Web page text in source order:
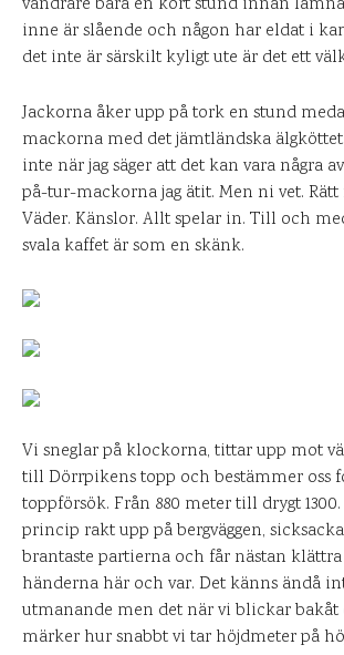
inne är slående och någon har eldat i
det inte är särskilt kyligt ute är det ett
Jackorna åker upp på tork en stund
mackorna med det jämtländska
inte när jag säger att det kan vara några
på-tur-mackorna jag ätit. Men ni vet.
Väder. Känslor. Allt spelar in. Till och
svala kaffet är som en skänk.
Vi sneglar på klockorna, tittar upp mot
till Dörrpikens topp och bestämmer oss
toppförsök. Från 880 meter till drygt
princip rakt upp på bergväggen,
brantaste partierna och får nästan
händerna här och var. Det känns ändå
utmanande men det när vi blickar bakåt
märker hur snabbt vi tar höjdmeter på